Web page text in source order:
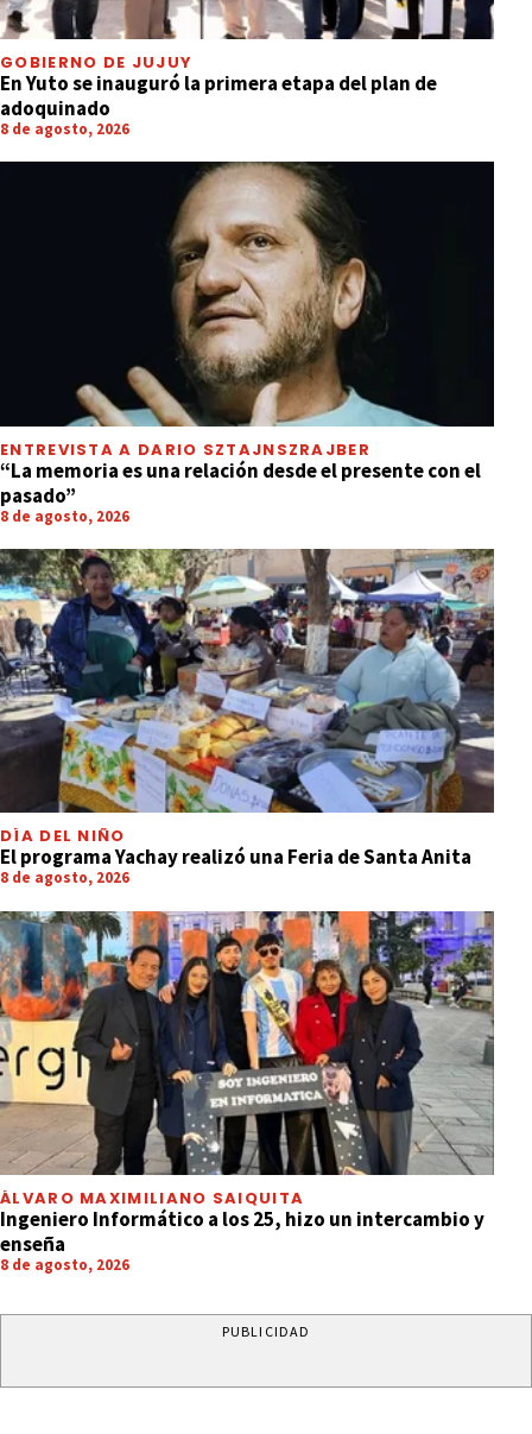
GOBIERNO DE JUJUY
En Yuto se inauguró la primera etapa del plan de
adoquinado
8 de agosto, 2026
ENTREVISTA A DARIO SZTAJNSZRAJBER
“La memoria es una relación desde el presente con el
pasado”
8 de agosto, 2026
DÍA DEL NIÑO
El programa Yachay realizó una Feria de Santa Anita
8 de agosto, 2026
ÁLVARO MAXIMILIANO SAIQUITA
Ingeniero Informático a los 25, hizo un intercambio y
enseña
8 de agosto, 2026
PUBLICIDAD